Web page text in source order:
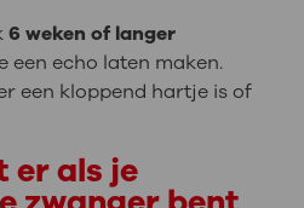
6 weken of langer
een echo laten maken.
een kloppend hartje is of
er als je